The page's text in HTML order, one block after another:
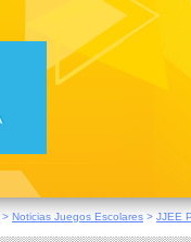
> Noticias Juegos Escolares > JJEE